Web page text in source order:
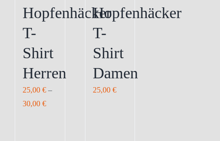
Hopfenhäcker
T-
Shirt
Herren
25,00 € –
30,00 €
Hopfenhäcker
T-
Shirt
Damen
25,00 €